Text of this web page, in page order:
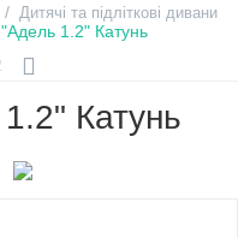
/ Дитячі та підліткові дивани
1.2" Катунь
Катунь